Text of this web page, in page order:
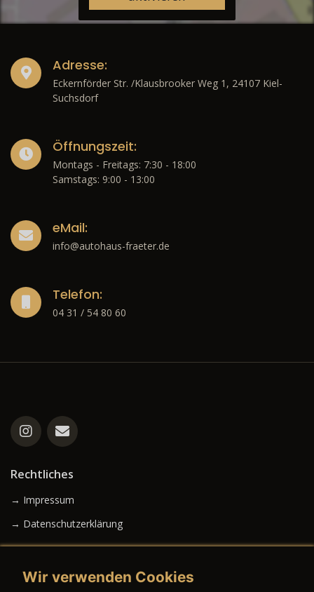
Adresse:
Eckernförder Str. /Klausbrooker Weg 1, 24107 Kiel-
Suchsdorf
Öffnungszeit:
Montags - Freitags: 7:30 - 18:00
Samstags: 9:00 - 13:00
eMail:
info@autohaus-fraeter.de
Telefon:
04 31 / 54 80 60
Rechtliches
→ Impressum
→ Datenschutzerklärung
Wir verwenden Cookies